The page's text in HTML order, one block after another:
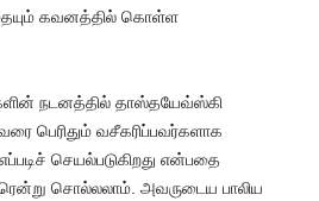
கவனத்தில் கொள்ள
நடனத்தில் தாஸ்தயேவ்ஸ்கி
பெரிதும் வசீகரிப்பவர்களாக
செயல்படுகிறது என்பதை
சொல்லலாம். அவருடைய பாலிய